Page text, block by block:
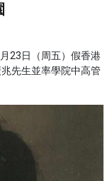
23日（周五）假香港
先生並率學院中高管